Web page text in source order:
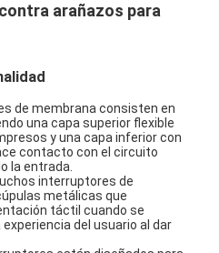
arañazos para
de membrana consisten en
una capa superior flexible
y una capa inferior con
contacto con el circuito
la entrada.
interruptores de
metálicas que
táctil cuando se
del usuario al dar